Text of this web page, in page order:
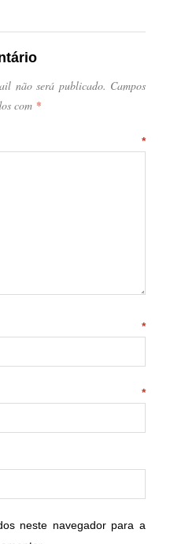
não será publicado. Campos
com *
*
*
*
neste navegador para a